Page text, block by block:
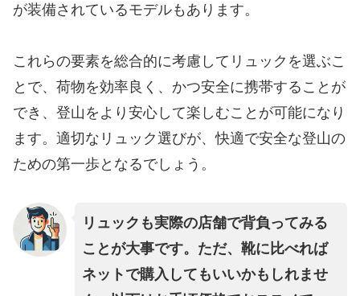
が装備されているモデルもあります。
これらの要素を総合的に考慮してリュックを選ぶこ
とで、荷物を効率良く、かつ安全に携帯することが
でき、登山をより安心して楽しむことが可能になり
ます。適切なリュック選びが、快適で安全な登山の
ための第一歩となるでしょう。
リュックも実際の店舗で背負ってみる
ことが大事です。ただ、靴に比べれば
ネットで購入してもいいかもしれませ